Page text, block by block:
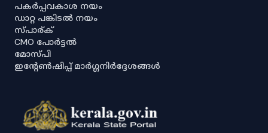
പകർപ്പവകാശ നയം
ഡാറ്റ പങ്കിടൽ നയം
സ്പാര്ക്
CMO പോർട്ടൽ
മോസ്പി
ഇൻ്റേൺഷിപ്പ് മാർഗ്ഗനിർദ്ദേശങ്ങൾ